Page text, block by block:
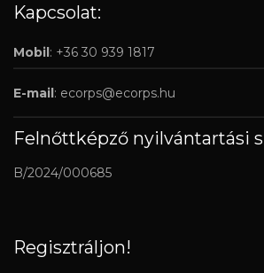
Kapcsolat:
Mobil: +36 30 939 1817
E-mail: ecorps@ecorps.hu
Felnőttképző nyilvántartási
B/2024/000685
Regisztráljon!